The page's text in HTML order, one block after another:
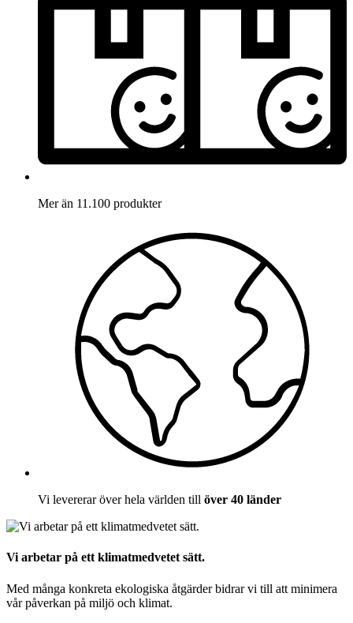
Mer än 11.100 produkter
Vi levererar över hela världen till över 40 länder
Vi arbetar på ett klimatmedvetet sätt.
Med många konkreta ekologiska åtgärder bidrar vi till att minimera
vår påverkan på miljö och klimat.